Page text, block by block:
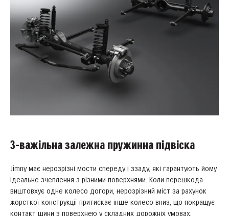
3-важільна залежна пружинна підвіска
Jimny має нерозрізні мости спереду і ззаду, які гарантують йому
ідеальне зчеплення з різними поверхнями. Коли перешкода
виштовхує одне колесо догори, нерозрізний міст за рахунок
жорсткої конструкції притискає інше колесо вниз, що покращує
контакт шини з поверхнею у складних дорожніх умовах.